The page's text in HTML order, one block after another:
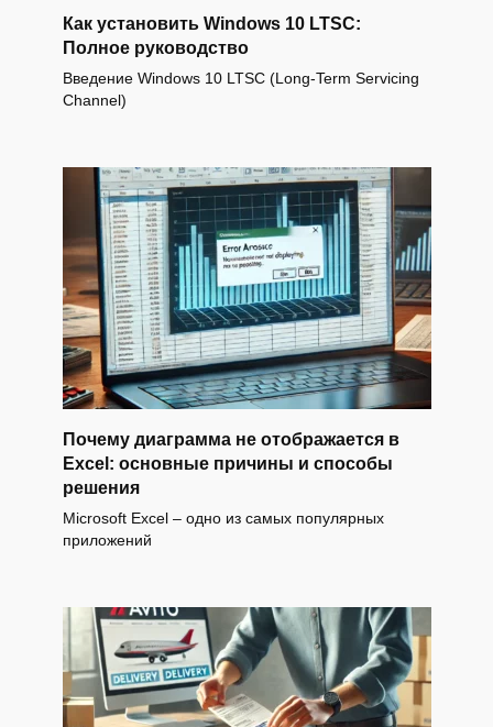
Как установить Windows 10 LTSC:
Полное руководство
Введение Windows 10 LTSC (Long-Term Servicing
Channel)
Почему диаграмма не отображается в
Excel: основные причины и способы
решения
Microsoft Excel – одно из самых популярных
приложений